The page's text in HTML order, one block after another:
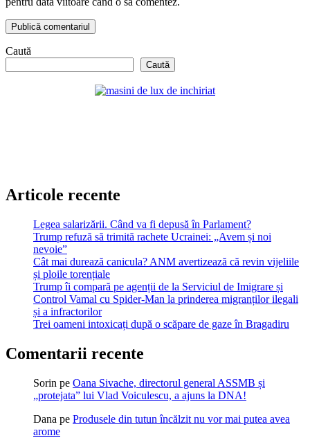
Caută
Caută
Articole recente
Legea salarizării. Când va fi depusă în Parlament?
Trump refuză să trimită rachete Ucrainei: „Avem și noi
nevoie”
Cât mai durează canicula? ANM avertizează că revin vijeliile
și ploile torențiale
Trump îi compară pe agenții de la Serviciul de Imigrare și
Control Vamal cu Spider-Man la prinderea migranților ilegali
și a infractorilor
Trei oameni intoxicați după o scăpare de gaze în Bragadiru
Comentarii recente
Sorin pe Oana Sivache, directorul general ASSMB și
„protejata” lui Vlad Voiculescu, a ajuns la DNA!
Dana pe Produsele din tutun încălzit nu vor mai putea avea
arome